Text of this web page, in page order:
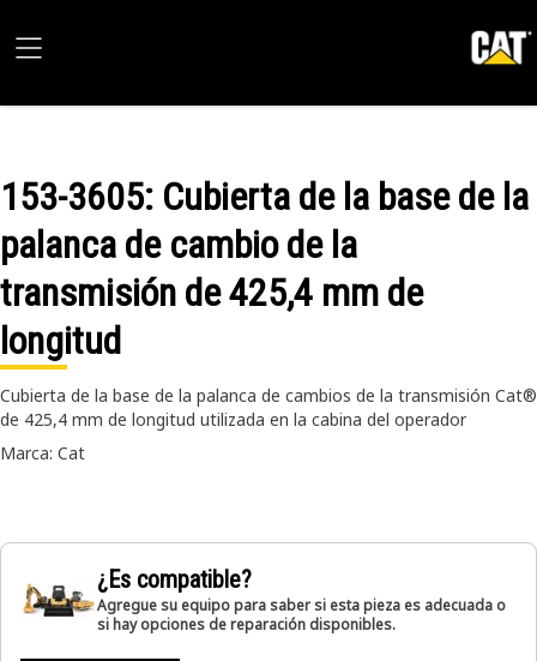
153-3605: Cubierta de la base de la
palanca de cambio de la
transmisión de 425,4 mm de
longitud
Cubierta de la base de la palanca de cambios de la transmisión Cat®
de 425,4 mm de longitud utilizada en la cabina del operador
Marca: Cat
¿Es compatible?
Agregue su equipo para saber si esta pieza es adecuada o
si hay opciones de reparación disponibles.